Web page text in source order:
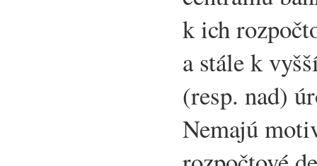
k ich
a stále k
(resp. nad)
Nemajú